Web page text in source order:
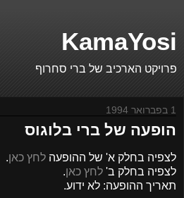
KamaYosi
פרויקט הארכיב של ברי סחרוף
1 בפברואר 1994
הופעה של ברי בלוגוס
לצפיה בחלק א' של ההופעה לחץ כאן.
לצפיה בחלק ב' לחץ כאן.
תאריך ההופעה: לא ידוע.